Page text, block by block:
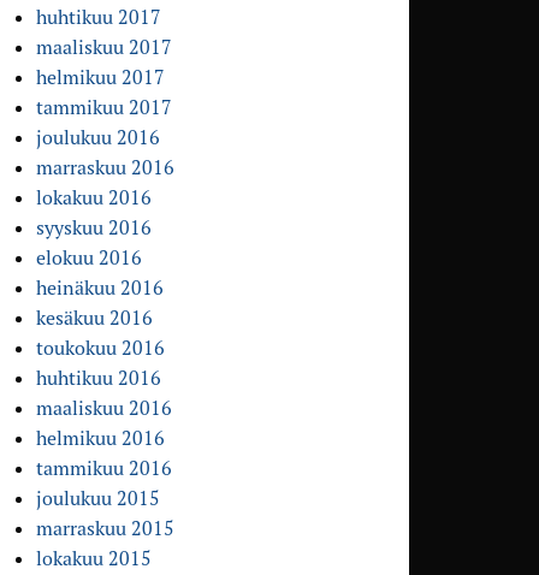
huhtikuu 2017
maaliskuu 2017
helmikuu 2017
tammikuu 2017
joulukuu 2016
marraskuu 2016
lokakuu 2016
syyskuu 2016
elokuu 2016
heinäkuu 2016
kesäkuu 2016
toukokuu 2016
huhtikuu 2016
maaliskuu 2016
helmikuu 2016
tammikuu 2016
joulukuu 2015
marraskuu 2015
lokakuu 2015